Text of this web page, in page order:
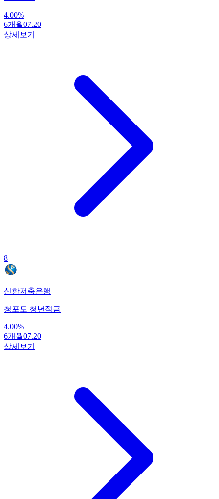
4.00%
6개월07.20
상세보기
8
신한저축은행
청포도 청년적금
4.00%
6개월07.20
상세보기